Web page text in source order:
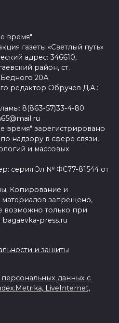
время"
газеты «Светлый путь»
адрес: 346610,
район, ст.
Бедного 20А
редактор Обручев Д.А.:
8(863-57)33-4-80
время" зарегистрировано
надзору в сфере связи,
и массовых
серия Эл № ФС77-81544 от
Копирование и
запрещено,
возможно только при
bagaevka-press.ru
и защиты
данных с
LiveInternet,